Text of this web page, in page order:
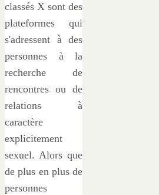
classés X sont des
plateformes qui
s'adressent à des
personnes à la
recherche de
rencontres ou de
relations à
caractère
explicitement
sexuel. Alors que
de plus en plus de
personnes